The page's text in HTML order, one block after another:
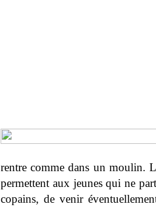
rentre comme dans un moulin.
permettent aux jeunes qui ne
copains, de venir